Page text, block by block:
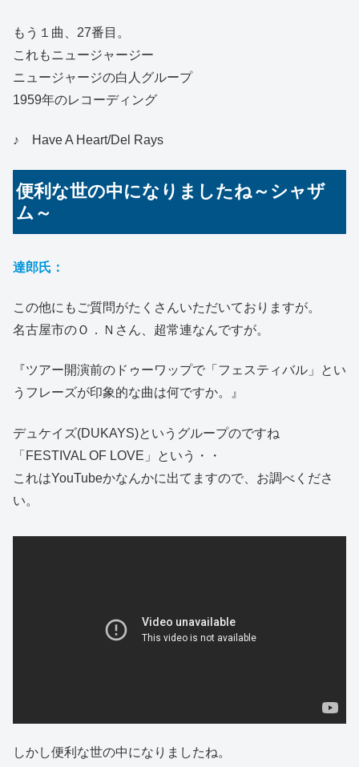
もう１曲、27番目。
これもニュージャージー
ニュージャージの白人グループ
1959年のレコーディング
♪ Have A Heart/Del Rays
便利な世の中になりましたね～シャザ
ム～
達郎氏：
この他にもご質問がたくさんいただいておりますが。
名古屋市のＯ．Ｎさん、超常連なんですが。
『ツアー開演前のドゥーワップで「フェスティバル」とい
うフレーズが印象的な曲は何ですか。』
デュケイズ(DUKAYS)というグループのですね
「FESTIVAL OF LOVE」という・・
これはYouTubeかなんかに出てますので、お調べくださ
い。
しかし便利な世の中になりましたね。